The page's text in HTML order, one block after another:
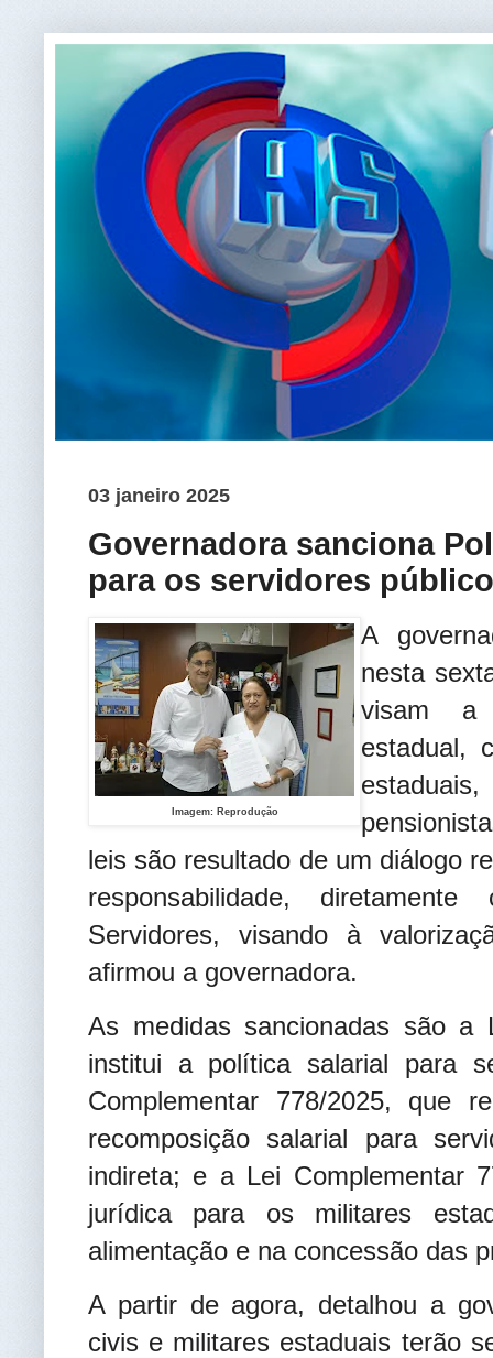
03 janeiro 2025
Governadora sanciona
para os servidores
Imagem: Reprodução
A
nesta
visam a
estadual,
leis são resultado de um diálogo
responsabilidade,
Servidores, visando à
afirmou a governadora.
As medidas sancionadas são a
institui a política salarial para
Complementar 778/2025, que
recomposição salarial para
indireta; e a Lei Complementar
jurídica para os militares
alimentação e na concessão das
A partir de agora, detalhou a
civis e militares estaduais terão